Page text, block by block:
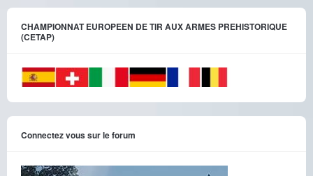
CHAMPIONNAT EUROPEEN DE TIR AUX ARMES PREHISTORIQUE
(CETAP)
Connectez vous sur le forum